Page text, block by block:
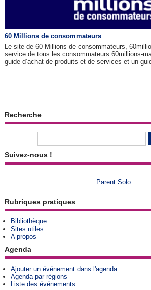
60 Millions de consommateurs
Le site de 60 Millions de consommateurs,
service de tous les consommateurs.60millions-
guide d’achat de produits et de services et un
Recherche
Suivez-nous !
Parent Solo
Rubriques pratiques
Bibliothèque
Sites utiles
A propos
Agenda
Ajouter un événement dans l'agenda
Agenda par régions
Liste des événements